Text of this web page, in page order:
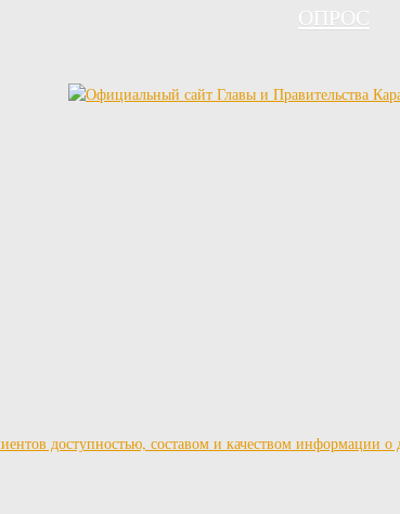
ОПРОС
доступностью, составом и качеством информации о